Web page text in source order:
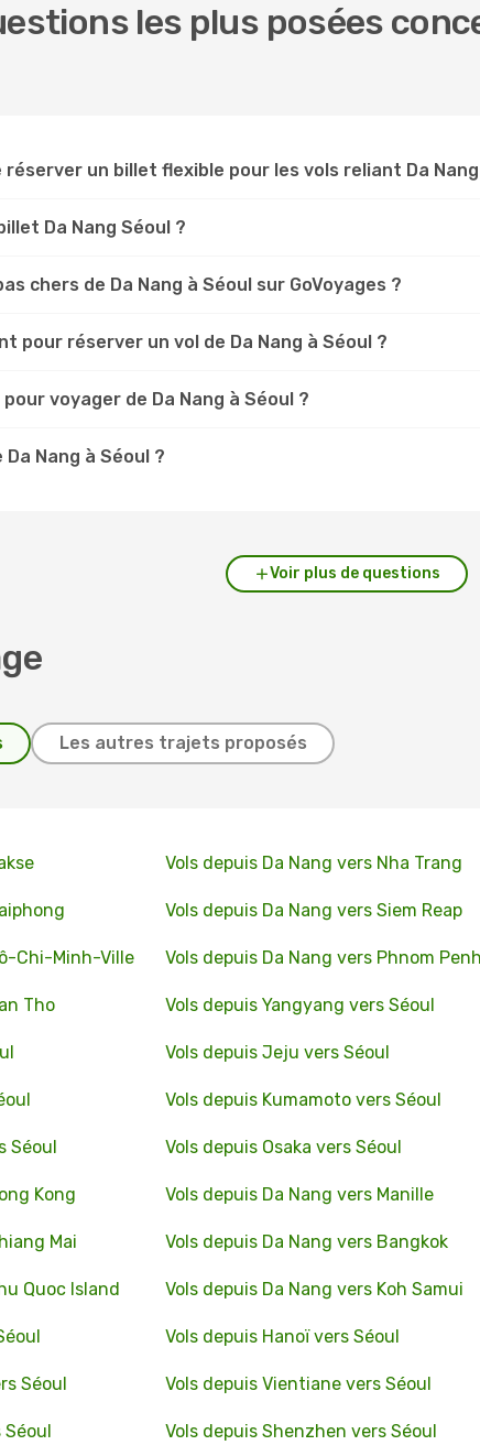
les plus posées
un billet flexible pour les vols reliant Da Nang
Da Nang Séoul ?
chers de Da Nang à Séoul sur GoVoyages ?
pour réserver un vol de Da Nang à Séoul ?
voyager de Da Nang à Séoul ?
Nang à Séoul ?
Voir plus de questions
Les autres trajets proposés
Vols depuis Da Nang vers Nha Trang
Vols depuis Da Nang vers Siem Reap
Chi-Minh-Ville Vols depuis Da Nang vers Phnom Penh
Tho Vols depuis Yangyang vers Séoul
Vols depuis Jeju vers Séoul
Vols depuis Kumamoto vers Séoul
Séoul Vols depuis Osaka vers Séoul
Kong Vols depuis Da Nang vers Manille
Mai Vols depuis Da Nang vers Bangkok
Quoc Island Vols depuis Da Nang vers Koh Samui
Vols depuis Hanoï vers Séoul
Séoul Vols depuis Vientiane vers Séoul
Séoul Vols depuis Shenzhen vers Séoul